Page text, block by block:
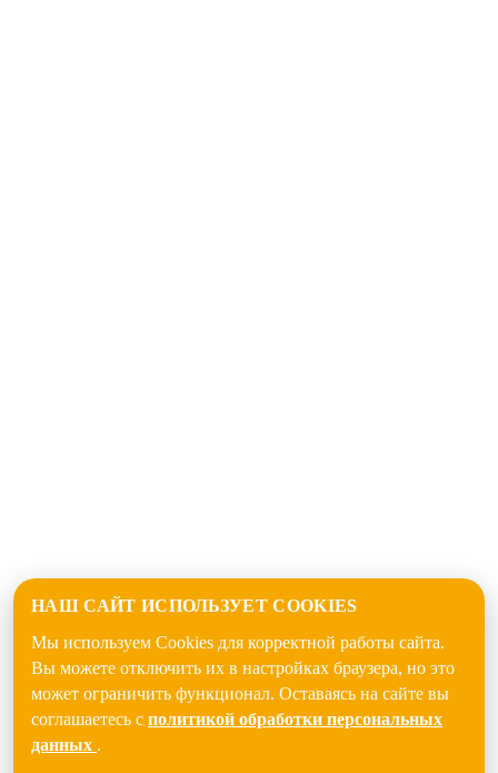
НАШ САЙТ ИСПОЛЬЗУЕТ COOKIES
Мы используем Cookies для корректной работы сайта.
Вы можете отключить их в настройках браузера, но это
может ограничить функционал. Оставаясь на сайте вы
соглашаетесь с политикой обработки персональных
данных .